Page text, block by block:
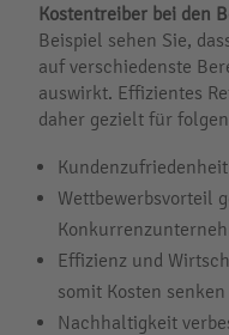
Kostentreiber bei den
Beispiel sehen Sie,
auf verschiedenste
auswirkt. Effizientes
daher gezielt für
Wettbewerbsvorteil
Effizienz und
somit Kosten senken
Nachhaltigkeit